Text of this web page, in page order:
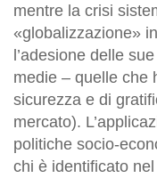
mentre la crisi
«globalizzazione»
l’adesione delle
medie – quelle che
sicurezza e di
mercato).
politiche socio-
chi è identificato